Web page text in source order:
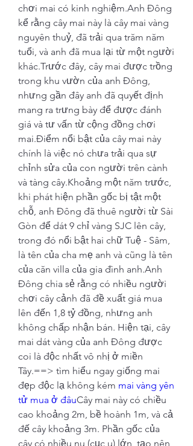
chơi mai có kinh nghiệm.Anh Đông
kể rằng cây mai này là cây mai vàng
nguyên thuỷ, đã trải qua trăm năm
tuổi, và anh đã mua lại từ một người
khác.Trước đây, cây mai được trồng
trong khu vườn của anh Đông,
nhưng gần đây anh đã quyết định
mang ra trưng bày để được đánh
giá và tư vấn từ cộng đồng chơi
mai.Điểm nổi bật của cây mai này
chính là việc nó chưa trải qua sự
chỉnh sửa của con người trên cành
và tàng cây.Khoảng một năm trước,
khi phát hiện phần gốc bị tật một
chỗ, anh Đông đã thuê người từ Sài
Gòn để dát 9 chỉ vàng SJC lên cây,
trong đó nổi bật hai chữ Tuệ - Sâm,
là tên của cha mẹ anh và cũng là tên
của căn villa của gia đình anh.Anh
Đông chia sẻ rằng có nhiều người
chơi cây cảnh đã đề xuất giá mua
lên đến 1,8 tỷ đồng, nhưng anh
không chấp nhận bán. Hiện tại, cây
mai dát vàng của anh Đông được
coi là độc nhất vô nhị ở miền
Tây.==> tìm hiểu ngay giống mai
đẹp độc lạ không kém mai vàng yên
tử mua ở đâuCây mai này có chiều
cao khoảng 2m, bề hoành 1m, và cả
đế cây khoảng 3m. Phần gốc của
cây có nhiều nu (cục u) lớn, tạo nên